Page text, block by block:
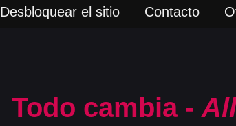
Desbloquear el sitio Contacto
Todo cambia -